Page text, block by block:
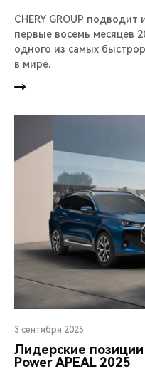
CHERY GROUP
первые восемь месяцев
одного из самых
в мире.
3 сентября 2025
Лидерские позиции
Power APEAL 2025